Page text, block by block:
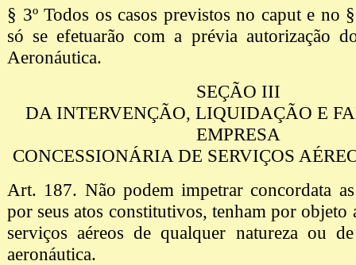
§ 3º Todos os casos previstos no caput e no
só se efetuarão com a prévia autorização
Aeronáutica.
SEÇÃO III
DA INTERVENÇÃO, LIQUIDAÇÃO E
EMPRESA
CONCESSIONÁRIA DE SERVIÇOS
Art. 187. Não podem impetrar concordata
por seus atos constitutivos, tenham por objeto
serviços aéreos de qualquer natureza ou
aeronáutica.